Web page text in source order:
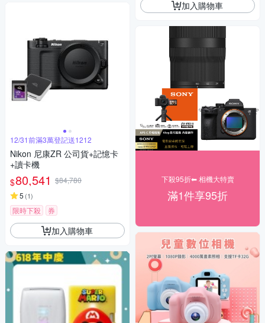
12/31前滿3萬登記送1212
Nikon 尼康ZR 公司貨+記憶卡
+讀卡機
$80,541 $84,780
5 (1)
限時下殺 券
加入購物車
加入購物車
下殺95折⬅︎ 相機大特賣
滿1件享95折